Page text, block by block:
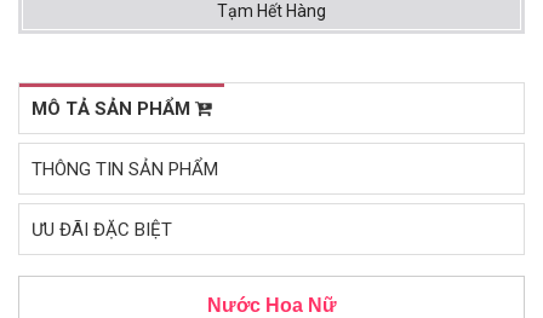
Tạm Hết Hàng
MÔ TẢ SẢN PHẨM
THÔNG TIN SẢN PHẨM
ƯU ĐÃI ĐẶC BIỆT
Nước Hoa Nữ